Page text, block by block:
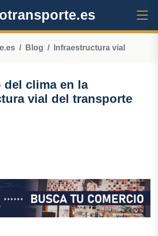
Blog Infraestructura vial
del clima en la
vial del transporte